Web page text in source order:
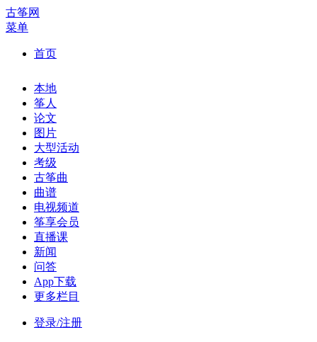
古筝网
菜单
首页
本地
筝人
论文
图片
大型活动
考级
古筝曲
曲谱
电视频道
筝享会员
直播课
新闻
问答
App下载
更多栏目
登录/注册